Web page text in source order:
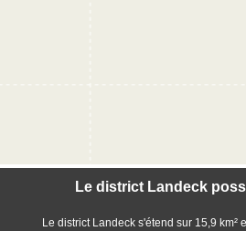
Le district Landeck
Le district Landeck s'étend sur 15,9 km²